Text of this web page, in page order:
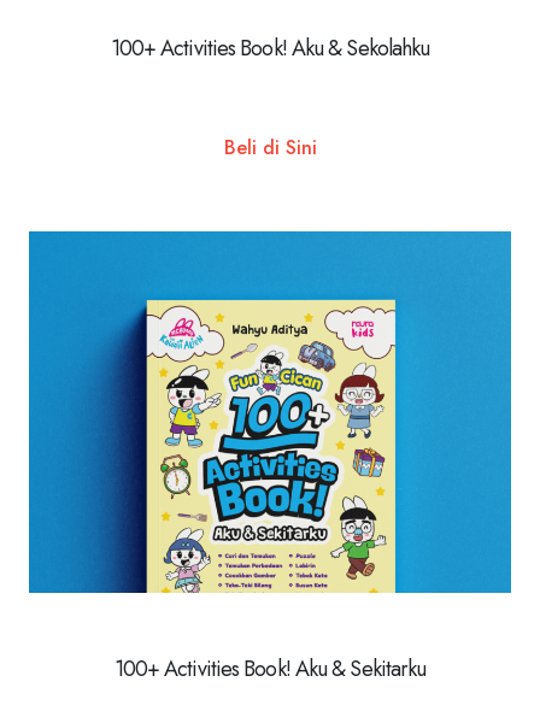
100+ Activities Book! Aku & Sekolahku
Beli di Sini
100+ Activities Book! Aku & Sekitarku